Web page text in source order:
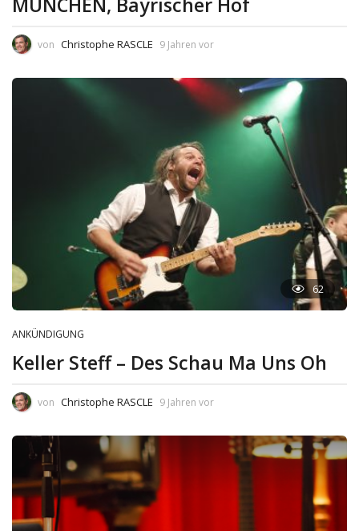
von Christophe RASCLE 9 Jahren vor
62
ANKÜNDIGUNG
Keller Steff – Des Schau Ma Uns Oh
von Christophe RASCLE 9 Jahren vor